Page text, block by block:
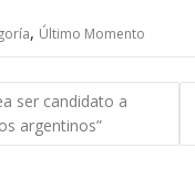
, Último Momento
ser candidato a
argentinos”